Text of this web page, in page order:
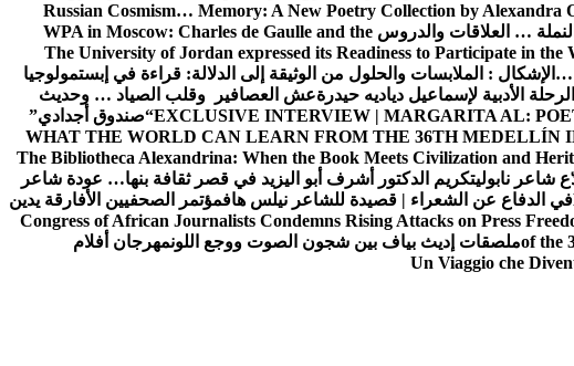
Russian Cosmism… Memory: A New Poetry Collection by Alexandra
… العلاقات والدروس WPA in Moscow: Charles de Gaulle and the
The University of Jordan expressed its Readiness to Participate in the
: الملابسات والحلول من الوثيقة إلى الدلالة: قراءة في إبستمولوجيا
الأدبية لإسماعيل دياديه حيدرةعش العصافير وقلب الصياد … وحديث
EXCLUSIVE INTERVIEW | MARGARITA AL:“صندوق أجدادي”
WHAT THE WORLD CAN LEARN FROM THE 36TH MEDELLÍN
The Bibliotheca Alexandrina: When the Book Meets Civilization and
شاعر نابوليتكريم الدكتور أشرف أبو اليزيد في قصر ثقافة بنها… عودة شاعر
في الدفاع عن الشعراء | قصيدة للشاعر نيلس هافمؤتمر الصحفيين الأفارقة يدين
Congress of African Journalists Condemns Rising Attacks on Press
of theملصقات إديث بياف بين شجون الصوت ووجع اللونمهرجان أفلام
Un Viaggio che